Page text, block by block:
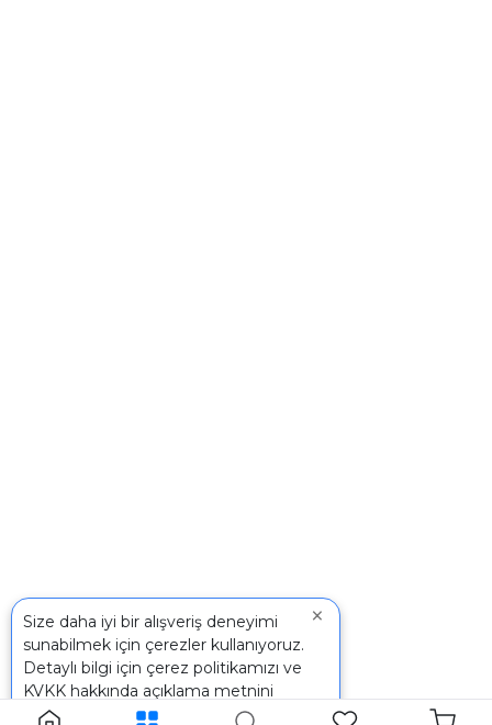
×
Size daha iyi bir alışveriş deneyimi
sunabilmek için çerezler kullanıyoruz.
Detaylı bilgi için çerez politikamızı ve
KVKK hakkında açıklama metnini
inceleyebilirsiniz.